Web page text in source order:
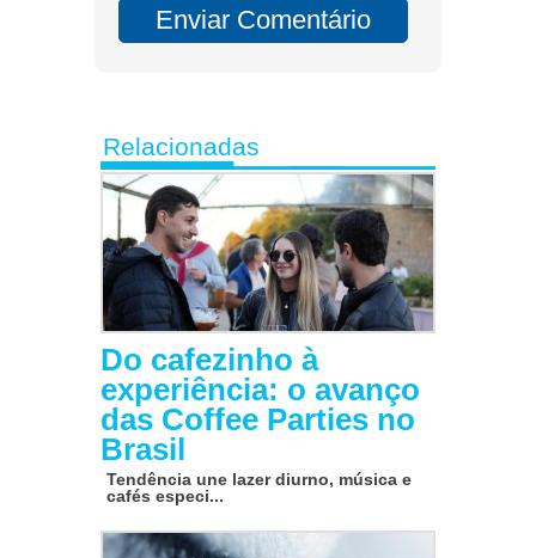
Relacionadas
Do cafezinho à
experiência: o avanço
das Coffee Parties no
Brasil
Tendência une lazer diurno, música e
cafés especi...